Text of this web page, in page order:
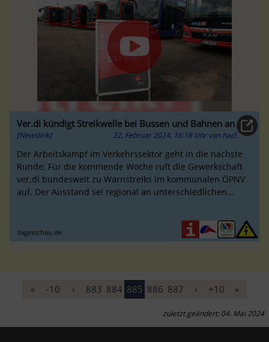
Ver.di kündigt Streikwelle bei Bussen und Bahnen an
[Newslink] 22. Februar 2024, 16:18 Uhr vonhacl
Der Arbeitskampf im Verkehrssektor geht in die nächste
Runde: Für die kommende Woche ruft die Gewerkschaft
ver.di bundesweit zu Warnstreiks im kommunalen ÖPNV
auf. Der Ausstand sei regional an unterschiedlichen
tagesschau.de
« -10 ‹ 883 884 885 886 887 › +10 »
zuletzt geändert: 04. Mai 2024